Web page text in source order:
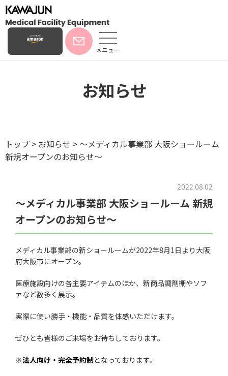
メニュー
お知らせ
トップ > お知らせ > ～メディカル事業部 大阪ショールーム
新規オープンのお知らせ～
～メディカル事業部 大阪ショールーム 新規
オープンのお知らせ～
2022.08.02
メディカル事業部の新ショールームが2022年8月1日より大阪
府大阪市にオープン。
医療施設向けの各主要アイテムのほか、新商品調剤棚やソフ
ァなど数多く展示。
実際に使い勝手・機能・品質を体感いただけます。
ぜひとも皆様のご来場をお待ちしております。
※法人向け・完全予約制となっております。